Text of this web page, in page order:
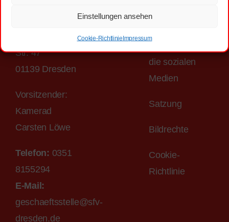
Einstellungen ansehen
Cookie-RichtlinieImpressum
Str. 47
01139 Dresden
Vorsitzender:
Kamerad
Carsten Löwe
Telefon: 0351
8155294
E-Mail:
geschaeftsstelle@sfv-
dresden.de
die sozialen
Medien
Satzung
Bildrechte
Cookie-
Richtlinie